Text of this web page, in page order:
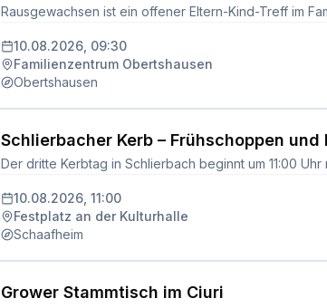
10.08.2026, 09:30
Familienzentrum Obertshausen
Obertshausen
Schlierbacher Kerb – Frühschoppen und
10.08.2026, 11:00
Festplatz an der Kulturhalle
Schaafheim
Grower Stammtisch im Ciuri